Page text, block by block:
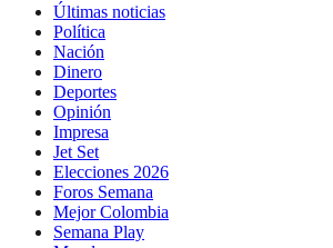
Últimas noticias
Política
Nación
Dinero
Deportes
Opinión
Impresa
Jet Set
Elecciones 2026
Foros Semana
Mejor Colombia
Semana Play